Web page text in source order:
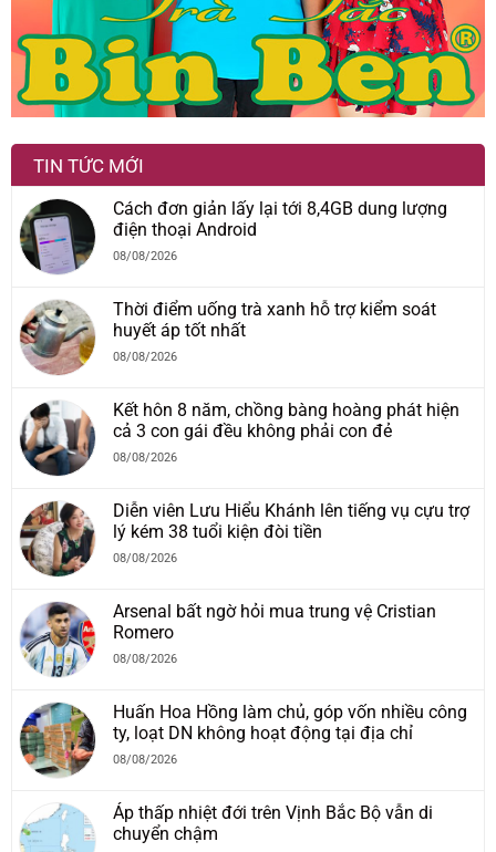
TIN TỨC MỚI
Cách đơn giản lấy lại tới 8,4GB dung lượng
điện thoại Android
08/08/2026
Thời điểm uống trà xanh hỗ trợ kiểm soát
huyết áp tốt nhất
08/08/2026
Kết hôn 8 năm, chồng bàng hoàng phát hiện
cả 3 con gái đều không phải con đẻ
08/08/2026
Diễn viên Lưu Hiểu Khánh lên tiếng vụ cựu trợ
lý kém 38 tuổi kiện đòi tiền
08/08/2026
Arsenal bất ngờ hỏi mua trung vệ Cristian
Romero
08/08/2026
Huấn Hoa Hồng làm chủ, góp vốn nhiều công
ty, loạt DN không hoạt động tại địa chỉ
08/08/2026
Áp thấp nhiệt đới trên Vịnh Bắc Bộ vẫn di
chuyển chậm